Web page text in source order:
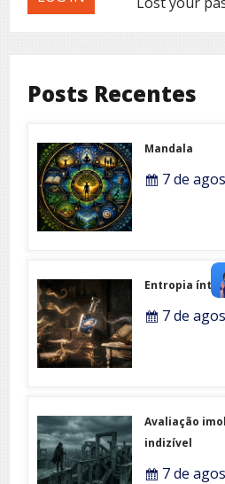
Posts Recentes
Mandala
7 de
Entropia
7 de
Avaliação
indizível
7 de